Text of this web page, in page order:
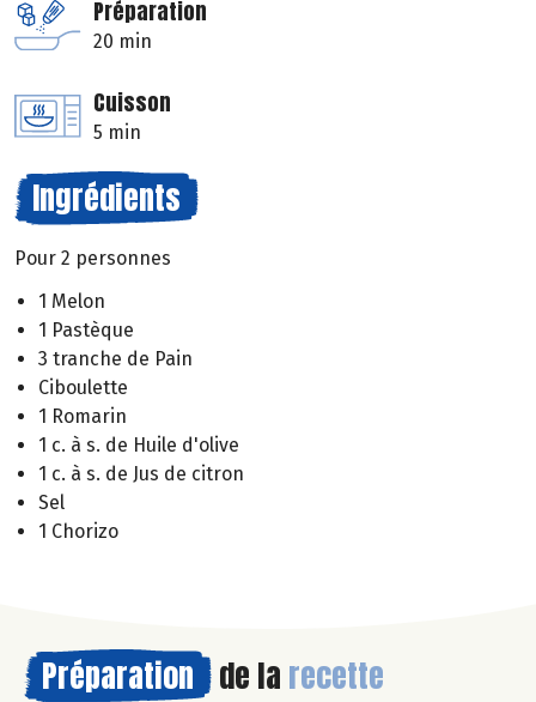
Préparation
20 min
Cuisson
5 min
Ingrédients
Pour 2 personnes
1 Melon
1 Pastèque
3 tranche de Pain
Ciboulette
1 Romarin
1 c. à s. de Huile d'olive
1 c. à s. de Jus de citron
Sel
1 Chorizo
Préparation de la recette